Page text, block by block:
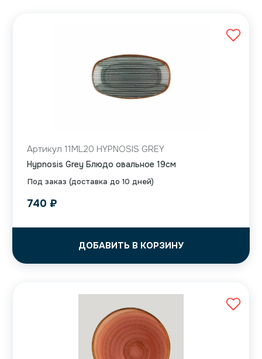
Под заказ (доставка до 10 дней)
Артикул 11ML20 HYPNOSIS GREY
Hypnosis Grey Блюдо овальное 19см
740 ₽
ДОБАВИТЬ В КОРЗИНУ